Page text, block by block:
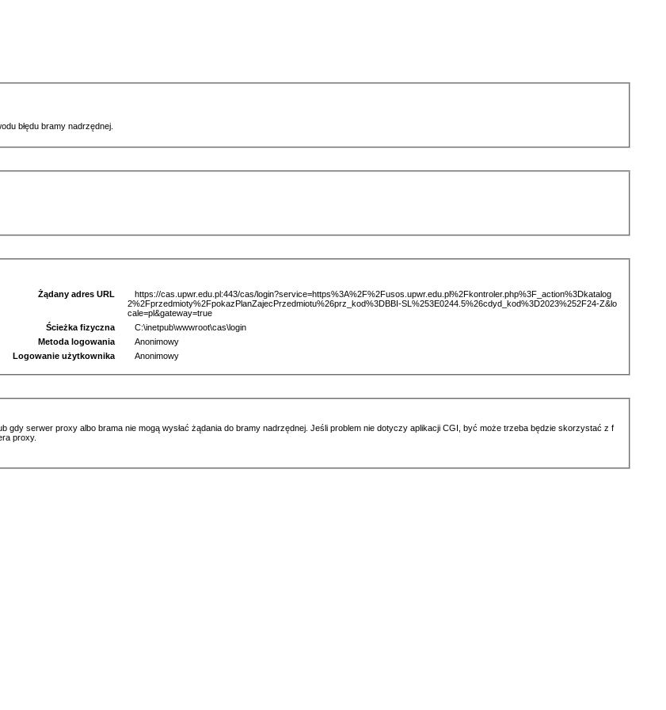
błędu bramy nadrzędnej.
Żądany adres URL
https://cas.upwr.edu.pl:443/cas/login?service=https%3A%2F%2Fusos.upwr.edu.pl%2Fkontroler.php%3F_action%3Dkatalog
2%2Fprzedmioty%2FpokazPlanZajecPrzedmiotu%26prz_kod%3DBBI-SL%253E0244.5%26cdyd_kod%3D2023%252F24-Z&lo
cale=pl&gateway=true
Ścieżka fizyczna
C:\inetpub\wwwroot\cas\login
Metoda logowania
Anonimowy
Logowanie użytkownika
Anonimowy
gdy serwer proxy albo brama nie mogą wysłać żądania do bramy nadrzędnej. Jeśli problem nie dotyczy aplikacji CGI, być może trzeba będzie skorzystać z f
proxy.